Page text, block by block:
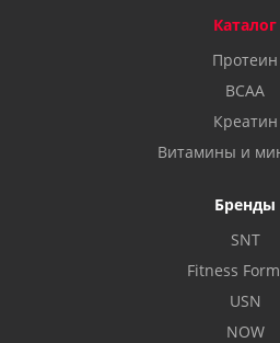
Каталог
Протеин
BCAA
Креатин
Витамины и
Бренды
SNT
Fitness
USN
NOW